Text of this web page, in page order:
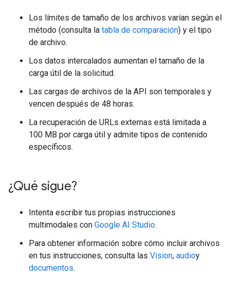
Los límites de tamaño de los archivos varían según el
método (consulta la tabla de comparación) y el tipo
de archivo.
Los datos intercalados aumentan el tamaño de la
carga útil de la solicitud.
Las cargas de archivos de la API son temporales y
vencen después de 48 horas.
La recuperación de URLs externas está limitada a
100 MB por carga útil y admite tipos de contenido
específicos.
¿Qué sigue?
Intenta escribir tus propias instrucciones
multimodales con Google AI Studio.
Para obtener información sobre cómo incluir archivos
en tus instrucciones, consulta las Vision, audioy
documentos.